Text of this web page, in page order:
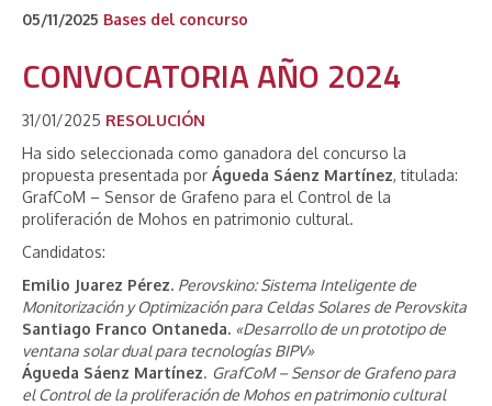
05/11/2025 Bases del concurso
CONVOCATORIA AÑO 2024
31/01/2025 RESOLUCIÓN
Ha sido seleccionada como ganadora del concurso la
propuesta presentada por Águeda Sáenz Martínez, titulada:
GrafCoM – Sensor de Grafeno para el Control de la
proliferación de Mohos en patrimonio cultural.
Candidatos:
Emilio Juarez Pérez. Perovskino: Sistema Inteligente de
Monitorización y Optimización para Celdas Solares de Perovskita
Santiago Franco Ontaneda. «Desarrollo de un prototipo de
ventana solar dual para tecnologías BIPV»
Águeda Sáenz Martínez. GrafCoM – Sensor de Grafeno para
el Control de la proliferación de Mohos en patrimonio cultural